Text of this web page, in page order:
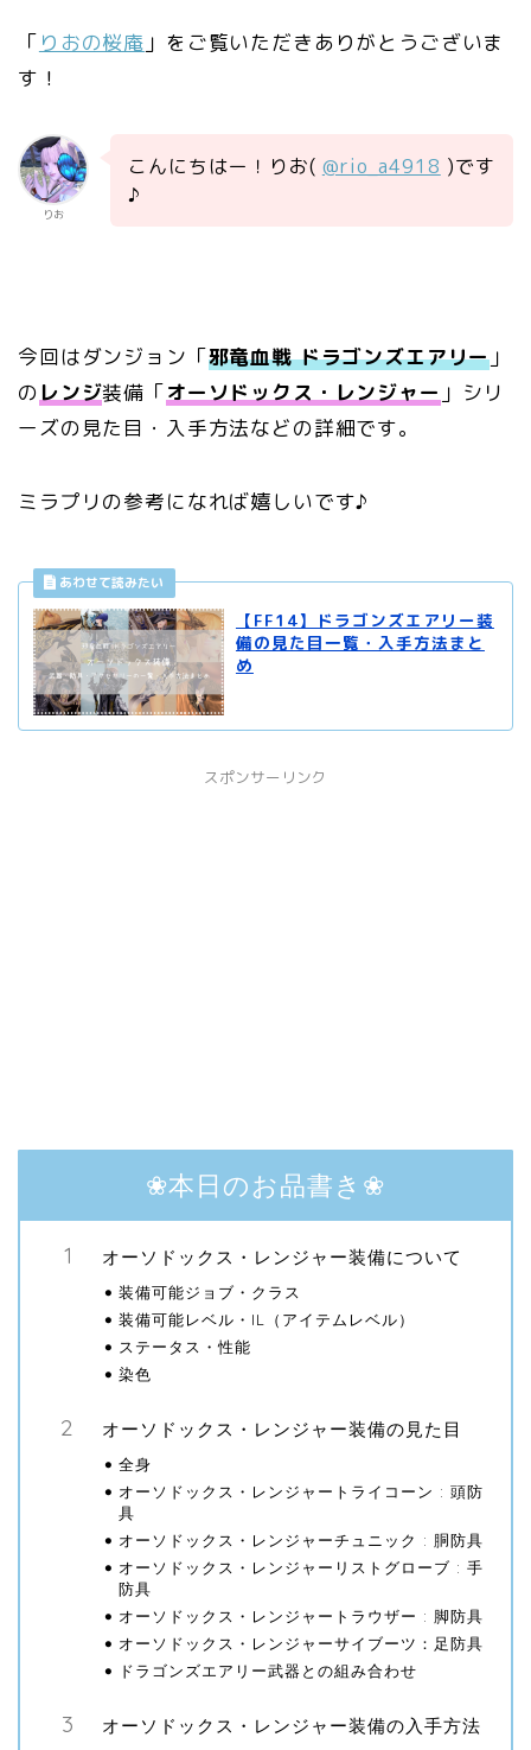
「 りおの桜庵 」をご覧いただきありがとうございま
す！
りお
こんにちはー！りお( @rio_a4918 )です
♪
今回はダンジョン「邪竜血戦 ドラゴンズエアリー 」
の レンジ装備「オーソドックス・レンジャー 」シリ
ーズの見た目・入手方法などの詳細です。
ミラプリの参考になれば嬉しいです♪
【FF14】ドラゴンズエアリー装
備の見た目一覧・入手方法まと
め
スポンサーリンク
❀本日のお品書き❀
オーソドックス・レンジャー装備について
装備可能ジョブ・クラス
装備可能レベル・IL（アイテムレベル）
ステータス・性能
染色
オーソドックス・レンジャー装備の見た目
全身
オーソドックス・レンジャートライコーン : 頭防
具
オーソドックス・レンジャーチュニック : 胴防具
オーソドックス・レンジャーリストグローブ : 手
防具
オーソドックス・レンジャートラウザー : 脚防具
オーソドックス・レンジャーサイブーツ：足防具
ドラゴンズエアリー武器との組み合わせ
オーソドックス・レンジャー装備の入手方法